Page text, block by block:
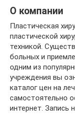
О компании
Пластическая
пластической
техникой.
больных и
одним из
учреждения вы
каталог цен на
самостоятельно
интернет. Запись